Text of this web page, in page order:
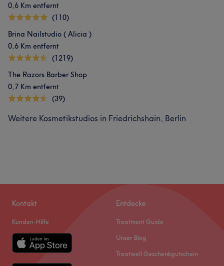
0,6 Km entfernt
(110)
Brina Nailstudio ( Alicia )
0,6 Km entfernt
(1219)
The Razors Barber Shop
0,7 Km entfernt
(39)
Weitere Kosmetikstudios in Friedrichshain, Berlin
Kontakt
Kunden-Hilfe
Entdecke
Treatment Guide
Unser Blog
Treatwell Geschenkgutschein